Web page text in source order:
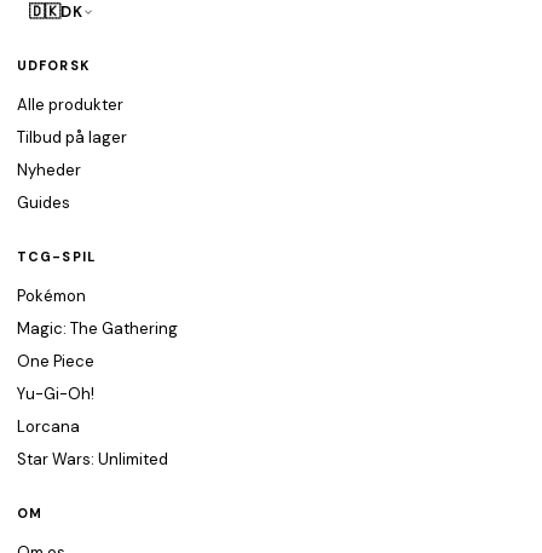
🇩🇰DK
UDFORSK
Alle produkter
Tilbud på lager
Nyheder
Guides
TCG-SPIL
Pokémon
Magic: The Gathering
One Piece
Yu-Gi-Oh!
Lorcana
Star Wars: Unlimited
OM